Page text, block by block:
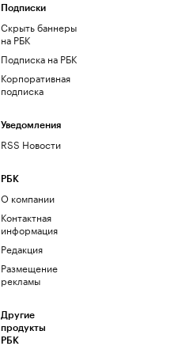
Подписки
Скрыть баннеры
на РБК
Подписка на РБК
Корпоративная
подписка
Уведомления
RSS Новости
РБК
О компании
Контактная
информация
Редакция
Размещение
рекламы
Другие
продукты
РБК